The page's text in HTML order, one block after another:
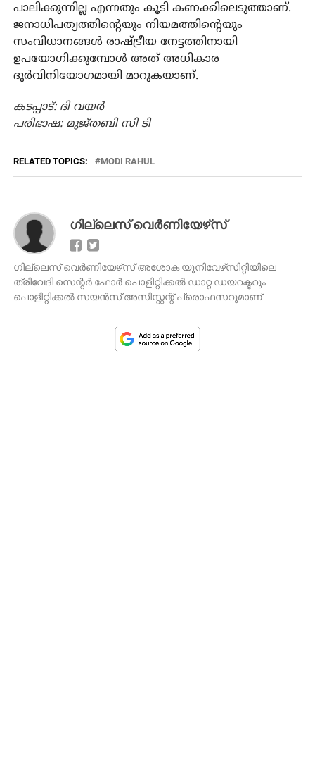
പാലിക്കുന്നില്ല എന്നതും കൂടി കണക്കിലെടുത്താണ്.
ജനാധിപത്യത്തിന്റെയും നിയമത്തിന്റെയും
സംവിധാനങ്ങള്‍ രാഷ്ട്രീയ നേട്ടത്തിനായി
ഉപയോഗിക്കുമ്പോള്‍ അത് അധികാര
ദുര്‍വിനിയോഗമായി മാറുകയാണ്.
കടപ്പാട്: ദി വയര്‍
പരിഭാഷ: മുജ്തബി സി ടി
RELATED TOPICS: MODI RAHUL
ഗില്ലെസ് വെര്‍ണിയേഴ്‌സ്
ഗില്ലെസ് വെര്‍ണിയേഴ്‌സ് അശോക യൂനിവേഴ്‌സിറ്റിയിലെ
ത്രിവേദി സെന്റര്‍ ഫോര്‍ പൊളിറ്റിക്കല്‍ ഡാറ്റ ഡയറക്ടറും
പൊളിറ്റിക്കല്‍ സയന്‍സ് അസിസ്റ്റന്റ് പ്രൊഫസറുമാണ്